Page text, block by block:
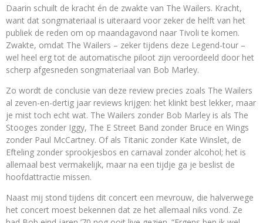
Daarin schuilt de kracht én de zwakte van The Wailers. Kracht,
want dat songmateriaal is uiteraard voor zeker de helft van het
publiek de reden om op maandagavond naar Tivoli te komen.
Zwakte, omdat The Wailers – zeker tijdens deze Legend-tour –
wel heel erg tot de automatische piloot zijn veroordeeld door het
scherp afgesneden songmateriaal van Bob Marley.
Zo wordt de conclusie van deze review precies zoals The Wailers
al zeven-en-dertig jaar reviews krijgen: het klinkt best lekker, maar
je mist toch echt wat. The Wailers zonder Bob Marley is als The
Stooges zonder Iggy, The E Street Band zonder Bruce en Wings
zonder Paul McCartney. Of als Titanic zonder Kate Winslet, de
Efteling zonder sprookjesbos en carnaval zonder alcohol; het is
allemaal best vermakelijk, maar na een tijdje ga je beslist de
hoofdattractie missen.
Naast mij stond tijdens dit concert een mevrouw, die halverwege
het concert moest bekennen dat ze het allemaal niks vond. Ze